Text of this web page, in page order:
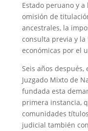
Estado peruano y
omisión de
ancestrales, la
consulta previa y
económicas por el
Seis años
Juzgado Mixto de
fundada esta
primera instancia,
comunidades
judicial también